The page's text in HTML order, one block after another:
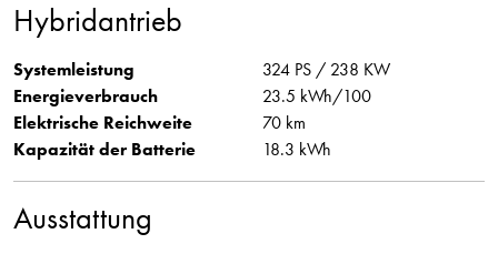
Hybridantrieb
Systemleistung
324 PS / 238 KW
Energieverbrauch
23.5 kWh/100
Elektrische Reichweite
70 km
Kapazität der Batterie
18.3 kWh
Ausstattung